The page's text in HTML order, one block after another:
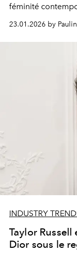
féminité
23.01.2026 by
INDUSTRY
Taylor
Dior sous le